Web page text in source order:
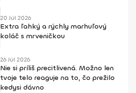
20 Júl 2026
Extra ľahký a rýchly marhuľový
koláč s mrveničkou
26 Júl 2026
Nie si príliš precitlivená. Možno len
tvoje telo reaguje na to, čo prežilo
kedysi dávno